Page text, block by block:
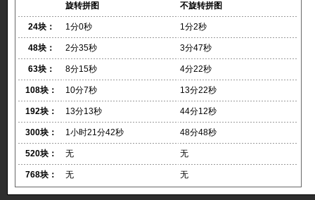
旋转拼图
不旋转拼图
24块： 1分0秒 1分2秒
48块： 2分35秒 3分47秒
63块： 8分15秒 4分22秒
108块： 10分7秒 13分22秒
192块： 13分13秒 44分12秒
300块： 1小时21分42秒 48分48秒
520块： 无 无
768块： 无 无